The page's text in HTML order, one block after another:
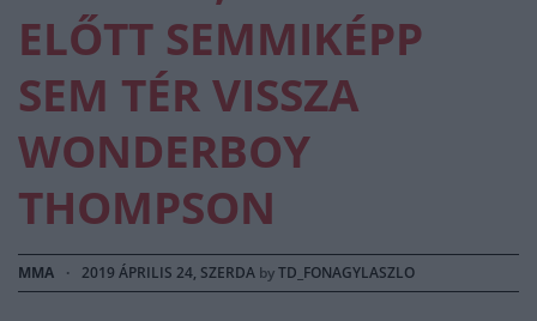
ELŐTT SEMMIKÉPP
SEM TÉR VISSZA
WONDERBOY
THOMPSON
MMA · 2019 ÁPRILIS 24, SZERDA byTD_FONAGYLASZLO